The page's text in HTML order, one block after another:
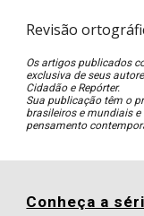
Revisão
Os artigos publicados
exclusiva de seus
Cidadão e Repórter.
Sua publicação têm o
brasileiros e mundiais
pensamento
Conheça a